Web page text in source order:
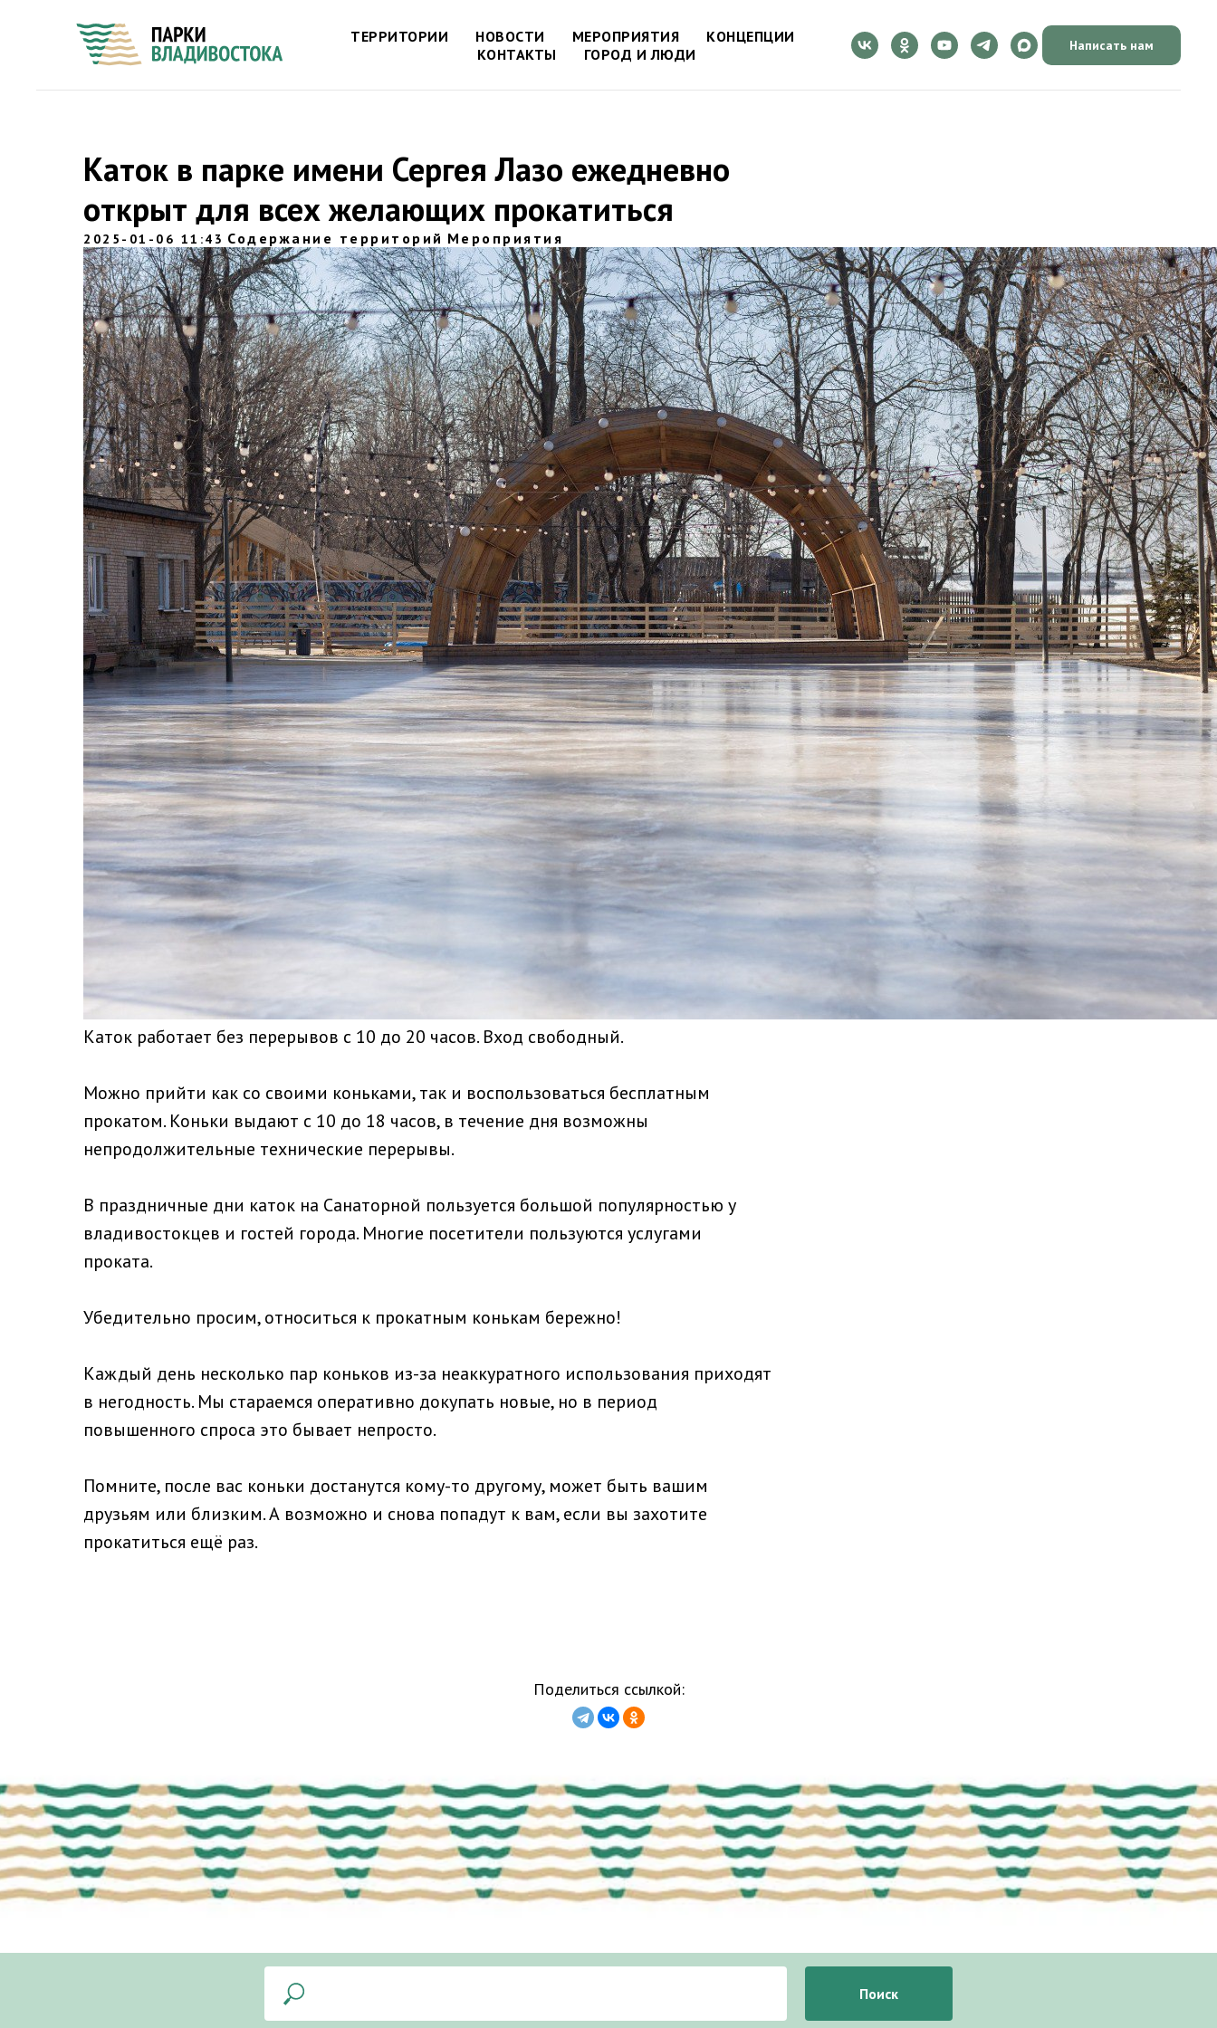
ТЕРРИТОРИИ НОВОСТИ МЕРОПРИЯТИЯ
КОНЦЕПЦИИ
КОНТАКТЫ
ГОРОД И ЛЮДИ
Написать нам
Каток в парке имени Сергея Лазо ежедневно
открыт для всех желающих прокатиться
2025-01-06 11:43 Содержание территорий Мероприятия
Каток работает без перерывов с 10 до 20 часов. Вход свободный.
Можно прийти как со своими коньками, так и воспользоваться бесплатным
прокатом. Коньки выдают с 10 до 18 часов, в течение дня возможны
непродолжительные технические перерывы.
В праздничные дни каток на Санаторной пользуется большой популярностью у
владивостокцев и гостей города. Многие посетители пользуются услугами
проката.
Убедительно просим, относиться к прокатным конькам бережно!
Каждый день несколько пар коньков из-за неаккуратного использования приходят
в негодность. Мы стараемся оперативно докупать новые, но в период
повышенного спроса это бывает непросто.
Помните, после вас коньки достанутся кому-то другому, может быть вашим
друзьям или близким. А возможно и снова попадут к вам, если вы захотите
прокатиться ещё раз.
Поделиться ссылкой:
Поиск